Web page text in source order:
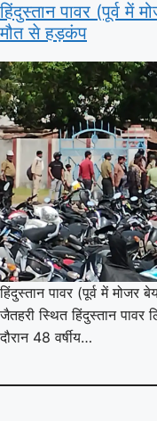
हिंदुस्तान पावर (पूर्व में
मौत से हड़कंप
हिंदुस्तान पावर (पूर्व में
जैतहरी स्थित हिंदुस्तान पावर
दौरान 48 वर्षीय…